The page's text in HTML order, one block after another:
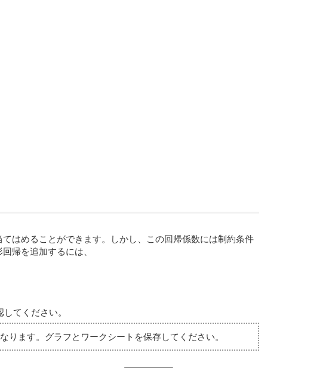
はめることができます。しかし、この回帰係数には制約条件
帰を追加するには、
てください。
ます。グラフとワークシートを保存してください。